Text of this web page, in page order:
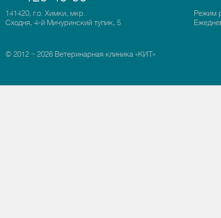
141420, г.о. Химки, мкр.
Сходня, 4-й Мичуринский тупик, 5
Режим
© 2012 − 2026 Ветеринарная клиника «КИТ»